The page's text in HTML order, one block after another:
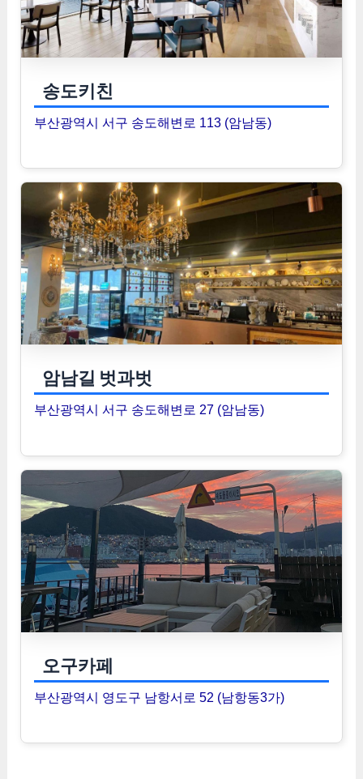
송도키친
부산광역시 서구 송도해변로 113 (암남동)
암남길 벗과벗
부산광역시 서구 송도해변로 27 (암남동)
오구카페
부산광역시 영도구 남항서로 52 (남항동3가)